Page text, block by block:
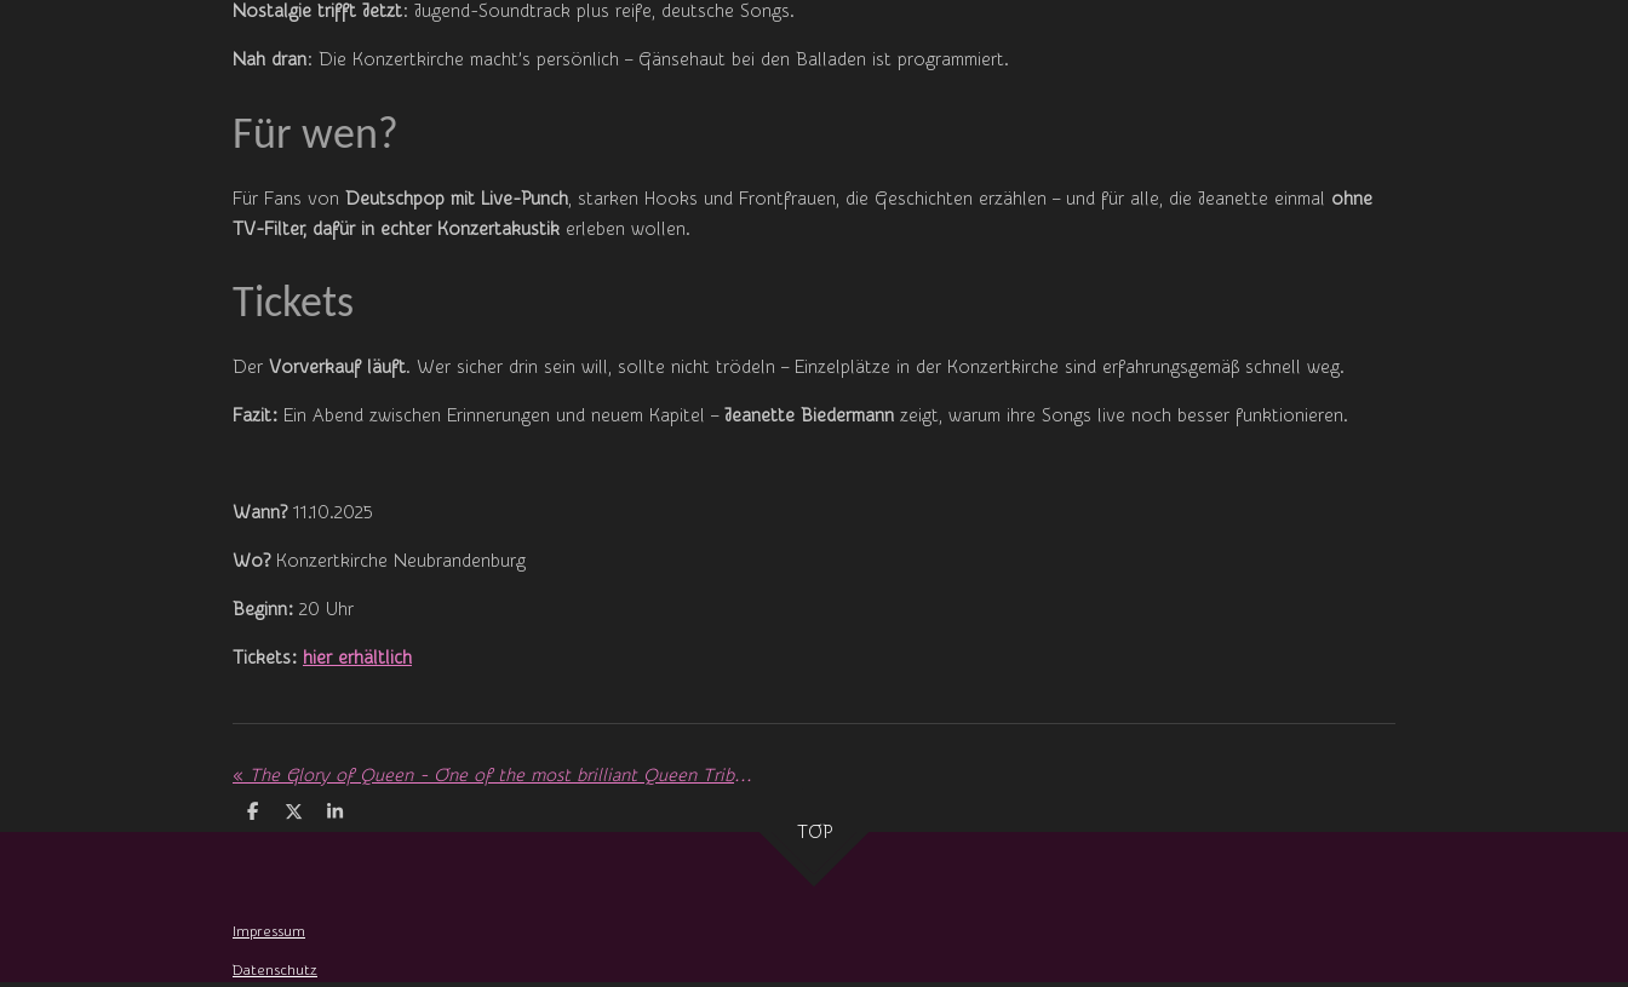
Nostalgie trifft Jetzt: Jugend-Soundtrack plus reife, deutsche Songs.
Nah dran: Die Konzertkirche macht’s persönlich – Gänsehaut bei den Balladen ist programmiert.
Für wen?
Für Fans von Deutschpop mit Live-Punch, starken Hooks und Frontfrauen, die Geschichten erzählen – und für alle, die Jeanette einmal ohne
TV-Filter, dafür in echter Konzertakustik erleben wollen.
Tickets
Der Vorverkauf läuft. Wer sicher drin sein will, sollte nicht trödeln – Einzelplätze in der Konzertkirche sind erfahrungsgemäß schnell weg.
Fazit: Ein Abend zwischen Erinnerungen und neuem Kapitel – Jeanette Biedermann zeigt, warum ihre Songs live noch besser funktionieren.
Wann?11.10.2025
Wo?Konzertkirche Neubrandenburg
Beginn: 20 Uhr
Tickets: hier erhältlich
« The Glory of Queen - One of the most brilliant Queen Tribute Shows
T
T
T
TOP
Impressum
Datenschutz